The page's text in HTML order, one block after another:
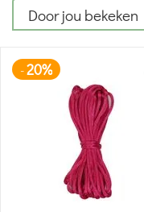
Door jou bekeken
-20%